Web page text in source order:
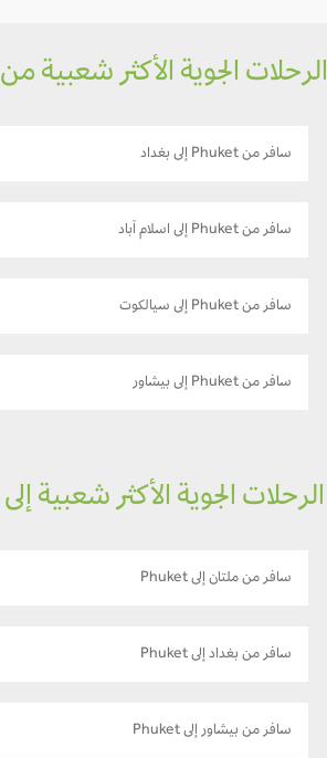
الرحلات الجوية الأكثر شعبية من Phuket
سافر من Phuket إلى بغداد
سافر من Phuket إلى اسلام آباد
سافر من Phuket إلى سيالكوت
سافر من Phuket إلى بيشاور
الرحلات الجوية الأكثر شعبية إلى Phuket
سافر من ملتان إلى Phuket
سافر من بغداد إلى Phuket
سافر من بيشاور إلى Phuket